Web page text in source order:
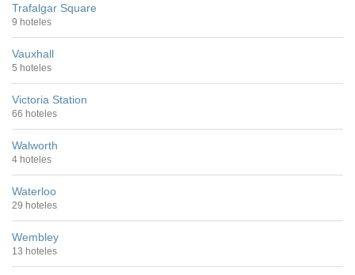
Trafalgar Square
9 hoteles
Vauxhall
5 hoteles
Victoria Station
66 hoteles
Walworth
4 hoteles
Waterloo
29 hoteles
Wembley
13 hoteles